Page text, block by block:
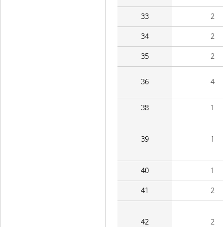
33 2
34 2
35 2
36 4
38 1
39 1
40 1
41 2
42 2